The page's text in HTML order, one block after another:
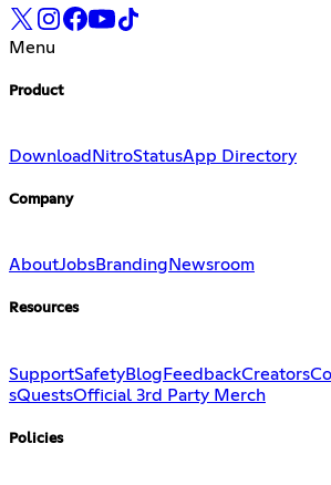
Menu
Product
Download NitroStatusApp Directory
Company
AboutJobsBranding Newsroom
Resources
SupportSafetyBlog FeedbackCreators
sQuestsOfficial 3rd Party Merch
Policies